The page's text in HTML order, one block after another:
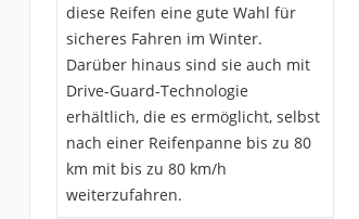
diese Reifen eine gute Wahl für
sicheres Fahren im Winter.
Darüber hinaus sind sie auch mit
Drive-Guard-Technologie
erhältlich, die es ermöglicht, selbst
nach einer Reifenpanne bis zu 80
km mit bis zu 80 km/h
weiterzufahren.